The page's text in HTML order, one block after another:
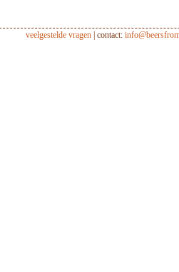
veelgestelde vragen | contact: